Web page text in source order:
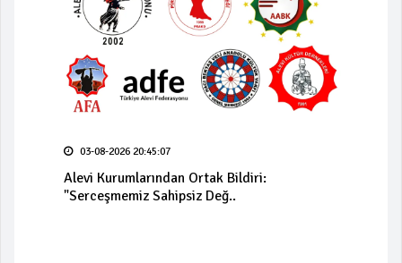
03-08-2026 20:45:07
Alevi Kurumlarından Ortak Bildiri:
"Serceşmemiz Sahipsiz Değ..